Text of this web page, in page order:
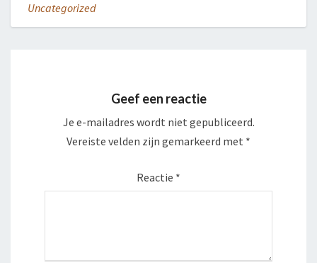
Uncategorized
Geef een reactie
Je e-mailadres wordt niet gepubliceerd.
Vereiste velden zijn gemarkeerd met *
Reactie *